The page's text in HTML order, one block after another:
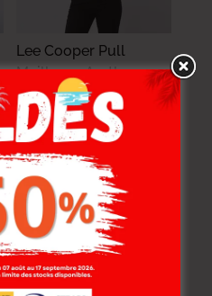
Lee Cooper Pull
Maille-04 Aretha
Femme Nat.
78.000 DT
46.800DT
-20%